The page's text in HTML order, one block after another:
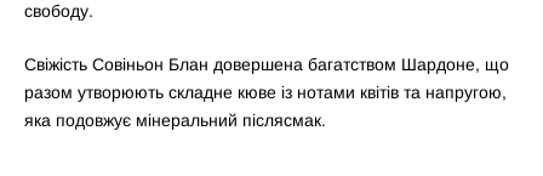
свободу.
Свіжість Совіньон Блан довершена багатством Шардоне, що
разом утворюють складне кюве із нотами квітів та напругою,
яка подовжує мінеральний післясмак.